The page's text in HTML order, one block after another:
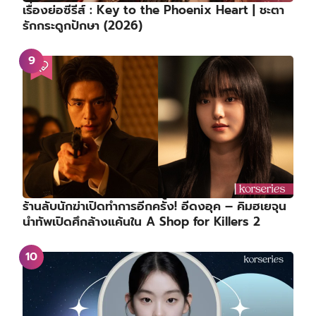
เรื่องย่อซีรีส์ : Key to the Phoenix Heart | ชะตา
รักกระดูกปักษา (2026)
ร้านลับนักฆ่าเปิดทำการอีกครั้ง! อีดงอุค – คิมฮเยจุน
นำทัพเปิดศึกล้างแค้นใน A Shop for Killers 2